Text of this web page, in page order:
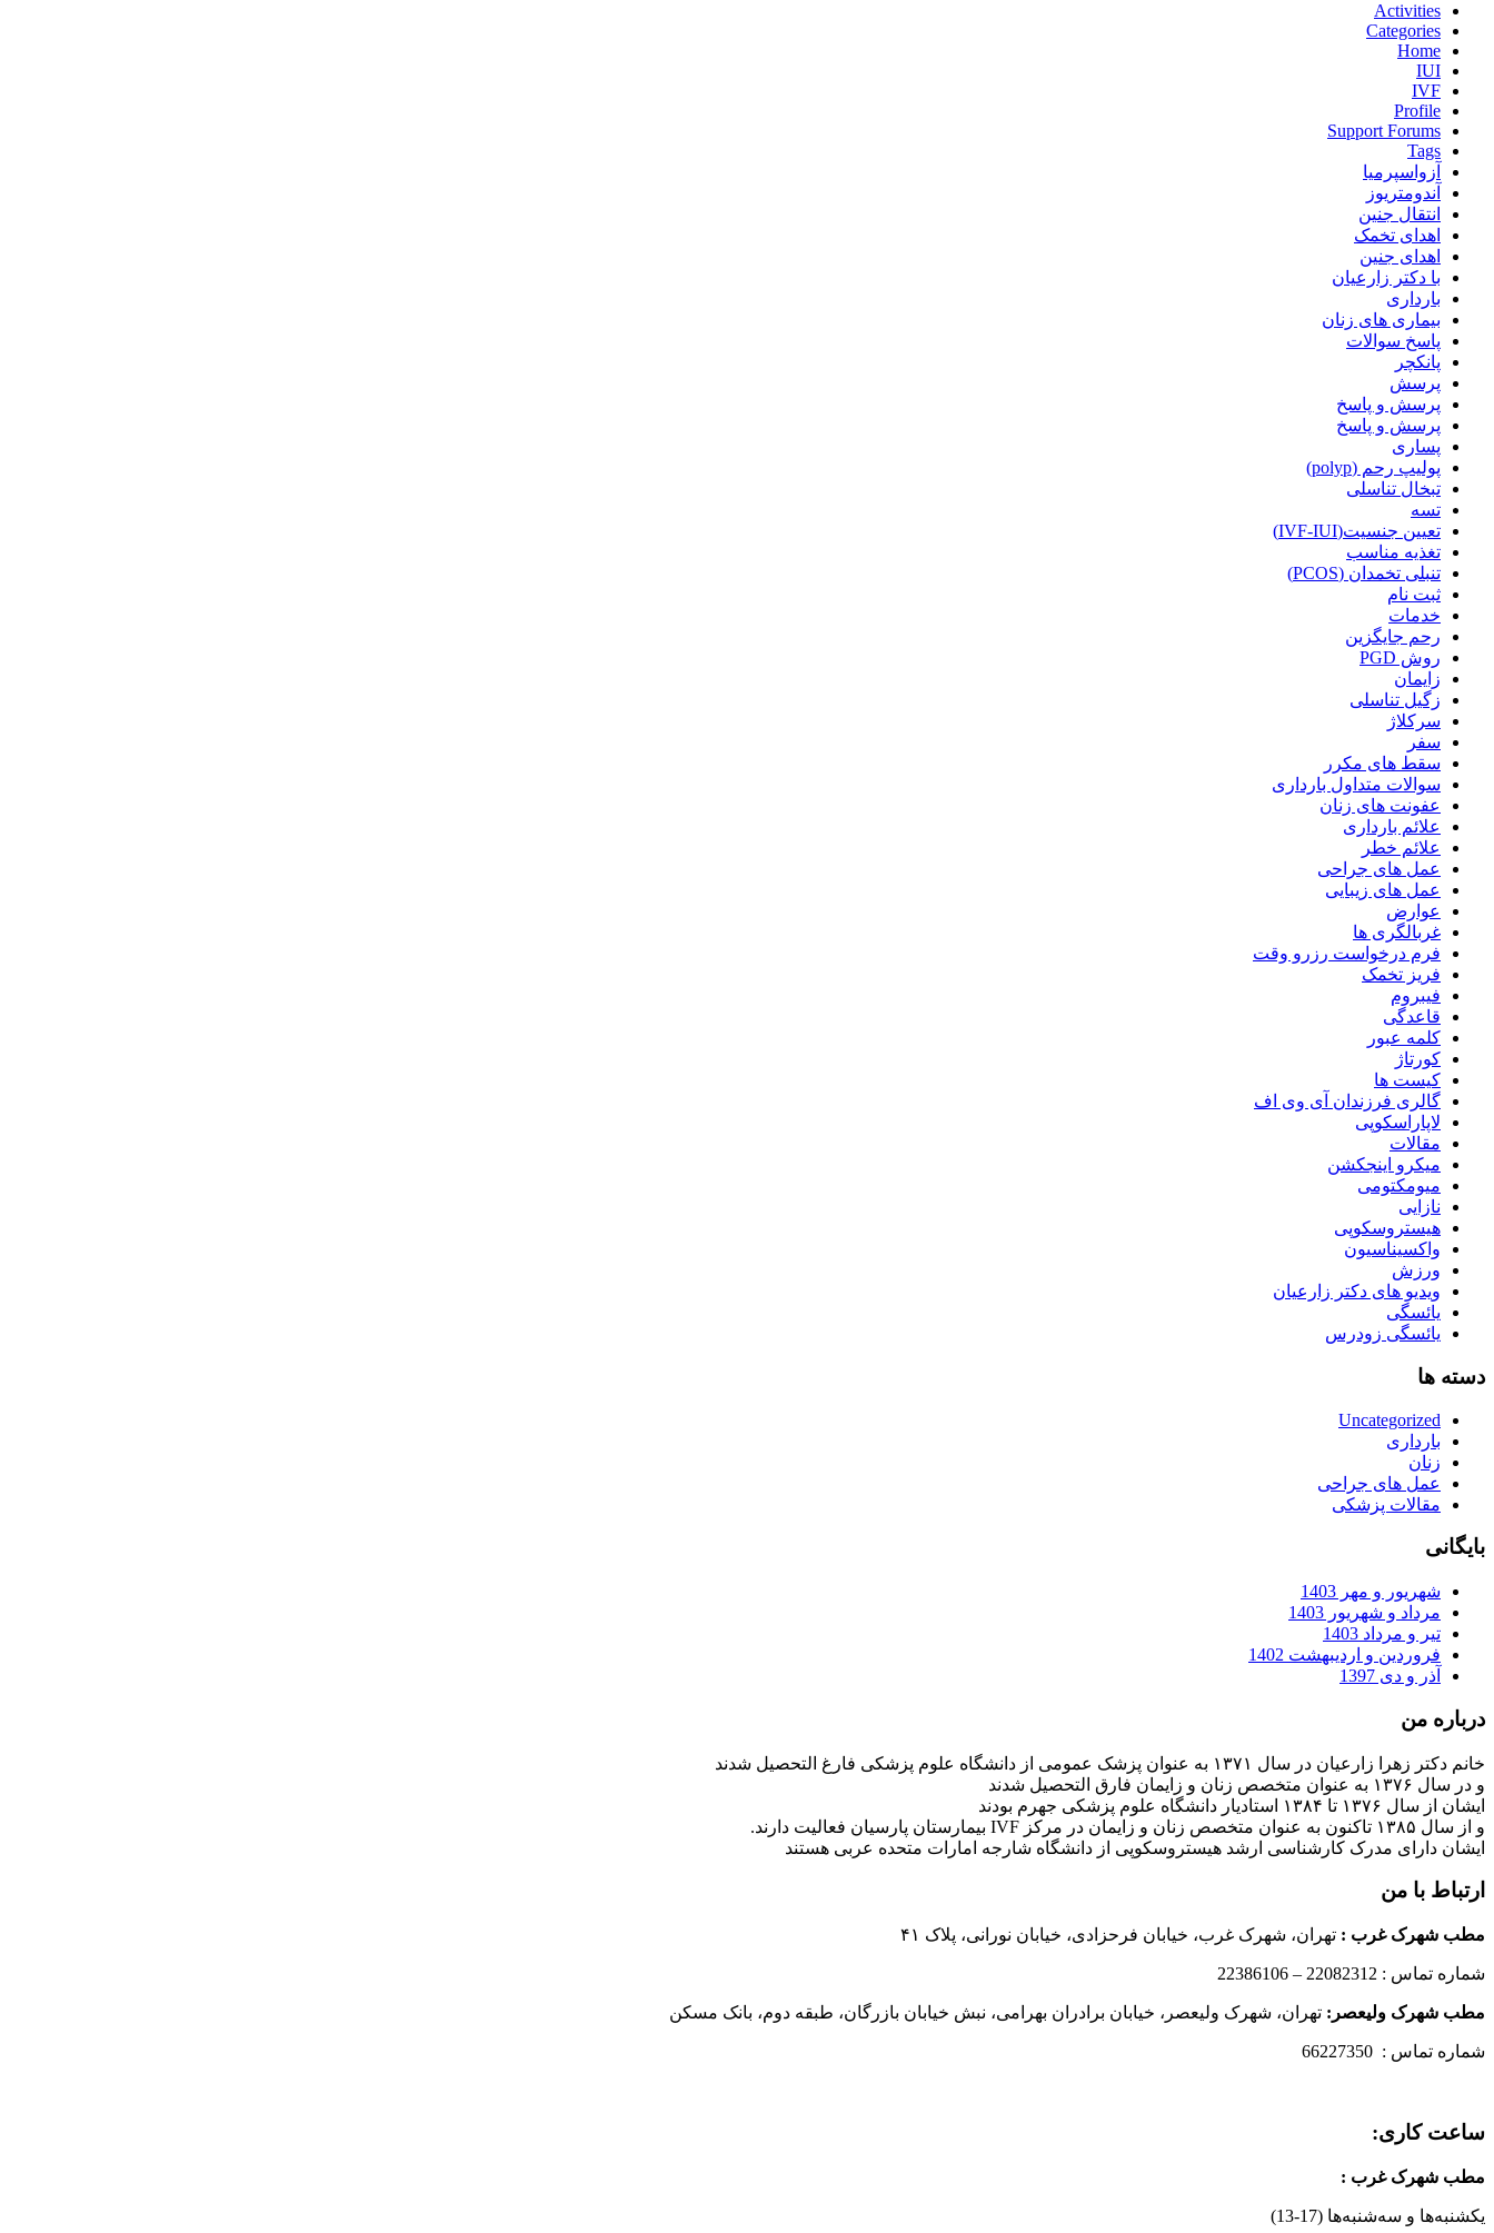
Activities
Categories
Home
IUI
IVF
Profile
Support Forums
Tags
آزواسپرمیا
آندومتریوز
انتقال جنین
اهدای تخمک
اهدای جنین
با دکتر زارعیان
بارداری
بیماری های زنان
پاسخ سوالات
پانکچر
پرسش
پرسش و پاسخ
پرسش و پاسخ
پساری
پولیپ رحم (polyp)
تبخال تناسلی
تسه
تعیین جنسیت(IVF-IUI)
تغذیه مناسب
تنبلی تخمدان (PCOS)
ثبت نام
خدمات
رحم جایگزین
روش PGD
زایمان
زگیل تناسلی
سرکلاژ
سفر
سقط های مکرر
سوالات متداول بارداری
عفونت های زنان
علائم بارداری
علائم خطر
عمل های جراحی
عمل های زیبایی
عوارض
غربالگری ها
فرم درخواست رزرو وقت
فریز تخمک
فیبروم
قاعدگی
کلمه عبور
کورتاژ
کیست ها
گالری فرزندان آی وی اف
لاپاراسکوپی
مقالات
میکرو اینجکشن
میومکتومی
نازایی
هیستروسکوپی
واکسیناسیون
ورزش
ویدیو های دکتر زارعیان
یائسگی
یائسگی زودرس
دسته ها
Uncategorized
بارداری
زنان
عمل های جراحی
مقالات پزشکی
بایگانی
شهریور و مهر 1403
مرداد و شهریور 1403
تیر و مرداد 1403
فروردین و اردیبهشت 1402
آذر و دی 1397
درباره من
خانم دکتر زهرا زارعیان در سال ۱۳۷۱ به عنوان پزشک عمومی از دانشگاه علوم پزشکی فارغ التحصیل شدند
و در سال ۱۳۷۶ به عنوان متخصص زنان و زایمان فارق التحصیل شدند
ایشان از سال ۱۳۷۶ تا ۱۳۸۴ استادیار دانشگاه علوم پزشکی جهرم بودند
و از سال ۱۳۸۵ تاکنون به عنوان متخصص زنان و زایمان در مرکز IVF بیمارستان پارسیان فعالیت دارند.
ایشان دارای مدرک کارشناسی ارشد هیستروسکوپی از دانشگاه شارجه امارات متحده عربی هستند
ارتباط با من
مطب شهرک غرب : تهران، شهرک غرب، خیابان فرحزادی، خیابان نورانی، پلاک ۴۱
شماره تماس : 22082312 – 22386106
مطب شهرک ولیعصر: تهران، شهرک ولیعصر، خیابان برادران بهرامی، نبش خیابان بازرگان، طبقه دوم، بانک مسکن
شماره تماس : 66227350
ساعت کاری:
مطب شهرک غرب :
یکشنبه‌ها و سه‌شنبه‌ها (17-13)